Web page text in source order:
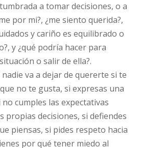
a tomar decisiones, o a
por mi?, ¿me siento querida?,
y cariño es equilibrado o
y ¿qué podría hacer para
o salir de ella?.
va a dejar de quererte si te
no te gusta, si expresas una
cumples las expectativas
propias decisiones, si defiendes
piensas, si pides respeto hacia
por qué tener miedo al